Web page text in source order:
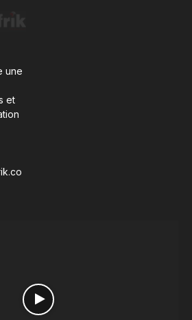
une
et